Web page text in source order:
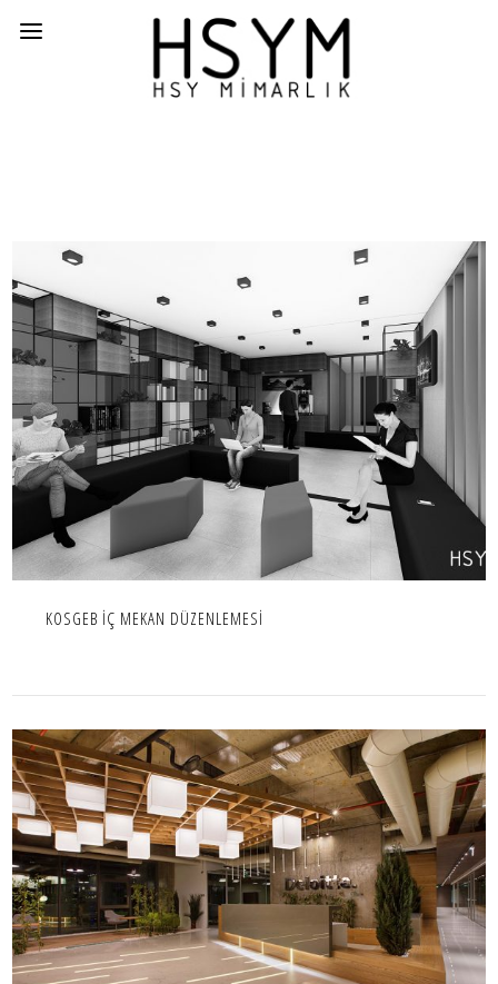
KOSGEB İÇ MEKAN DÜZENLEMESİ
İÇ MEKAN,IC MEKAN,PROJE
KOSGEB İÇ MEKAN DÜZENLEMESİ
DELOITTE MASLAK NO:1
İÇ MEKAN,IC MEKAN